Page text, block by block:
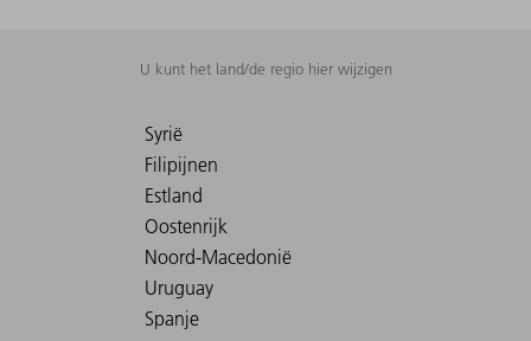
U kunt het land/de regio hier wijzigen